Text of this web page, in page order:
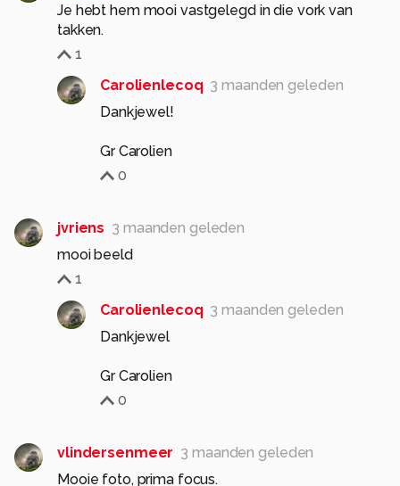
Je hebt hem mooi vastgelegd in die vork van
takken.
1
Carolienlecoq 3 maanden geleden
Dankjewel!
Gr Carolien
0
jvriens 3 maanden geleden
mooi beeld
1
Carolienlecoq 3 maanden geleden
Dankjewel
Gr Carolien
0
vlindersenmeer 3 maanden geleden
Mooie foto, prima focus.